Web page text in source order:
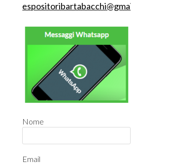
espositoribartabacchi@gmail.com
Nome
Email